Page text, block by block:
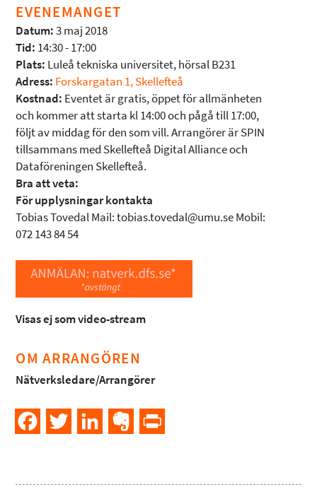
EVENEMANGET
Datum:3 maj 2018
Tid: 14:30 - 17:00
Plats: Luleå tekniska universitet, hörsal B231
Adress: Forskargatan 1, Skellefteå
Kostnad: Eventet är gratis, öppet för allmänheten
och kommer att starta kl 14:00 och pågå till 17:00,
följt av middag för den som vill. Arrangörer är SPIN
tillsammans med Skellefteå Digital Alliance och
Dataföreningen Skellefteå.
Bra att veta:
För upplysningar kontakta
Tobias Tovedal Mail: tobias.tovedal@umu.se Mobil:
072 143 84 54
Visas ej som video-stream
OM ARRANGÖREN
Nätverksledare/Arrangörer
FacebookTwitter LinkedInEvernote